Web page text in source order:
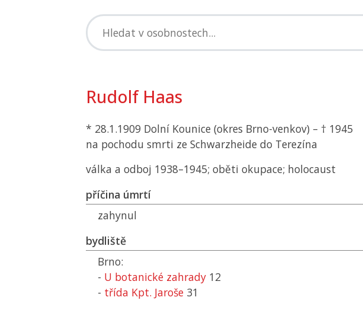
Rudolf Haas
* 28.1.1909 Dolní Kounice (okres Brno-venkov) – † 1945
na pochodu smrti ze Schwarzheide do Terezína
válka a odboj 1938–1945; oběti okupace; holocaust
příčina úmrtí
zahynul
bydliště
Brno:
- U botanické zahrady 12
- třída Kpt. Jaroše 31